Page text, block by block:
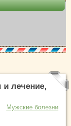
лечение,
Мужские болезни